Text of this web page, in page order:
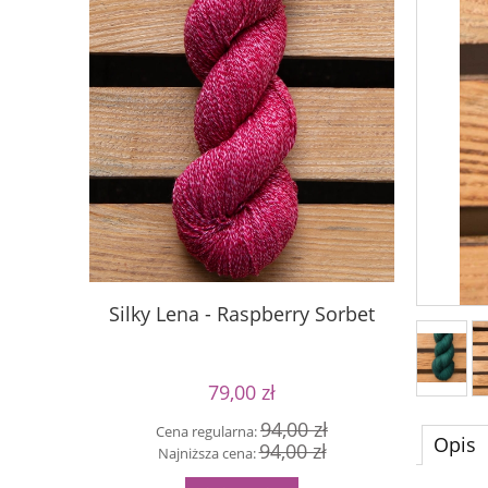
Silky Lena - Raspberry Sorbet
79,00 zł
Cena regularna:94,00 zł
Najniższa cena:94,00 zł Opis